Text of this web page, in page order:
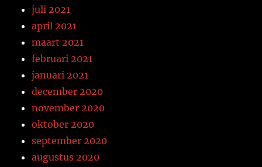
juli 2021
april 2021
maart 2021
februari 2021
januari 2021
december 2020
november 2020
oktober 2020
september 2020
augustus 2020